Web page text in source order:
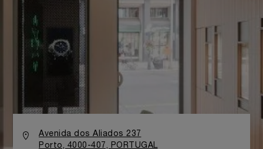
Avenida dos Aliados 237
Porto, 4000-407, PORTUGAL